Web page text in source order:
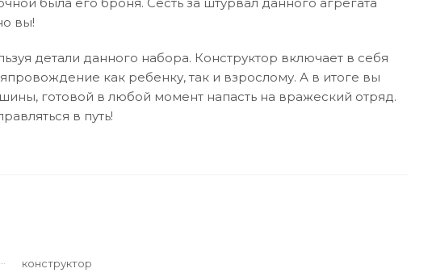
вы!
детали данного набора. Конструктор включает в себя
как ребенку, так и взрослому. А в итоге вы
готовой в любой момент напасть на вражеский отряд.
в путь!
конструктор